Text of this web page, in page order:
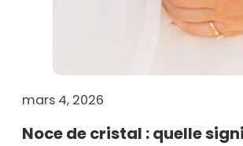
mars 4, 2026
Noce de cristal : quelle